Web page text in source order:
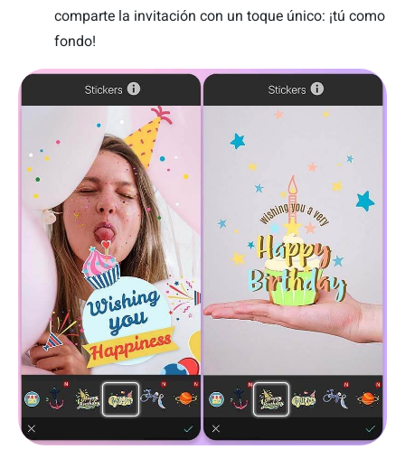
comparte la invitación con un toque único: ¡tú como
fondo!